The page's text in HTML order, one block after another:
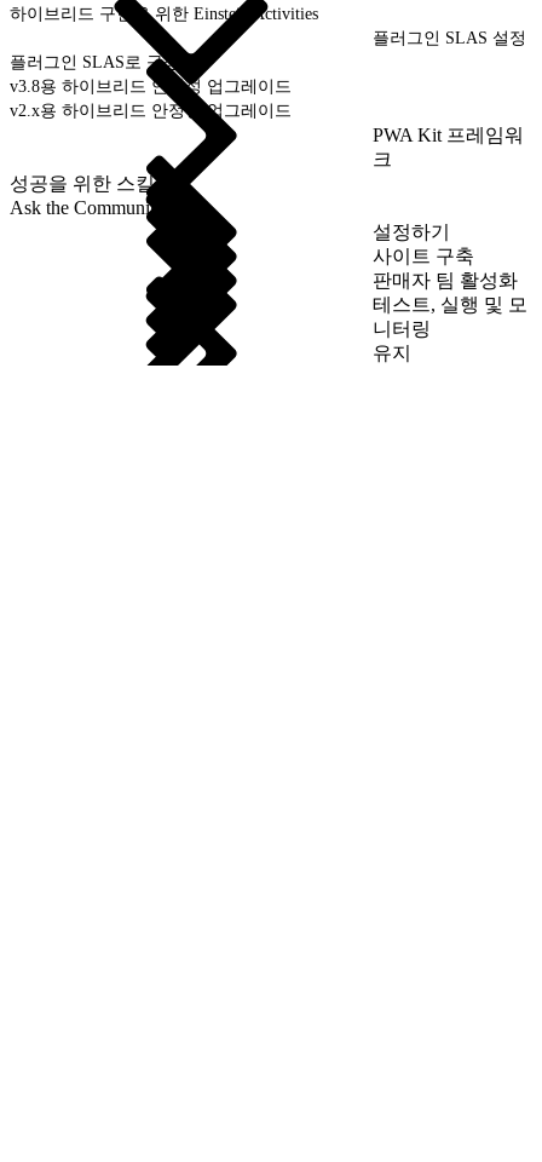
하이브리드 구현을 위한 Einstein Activities
플러그인 SLAS 설정
플러그인 SLAS로 구성
v3.8용 하이브리드 안정성 업그레이드
v2.x용 하이브리드 안정성 업그레이드
PWA Kit 프레임워
크
성공을 위한 스킬
Ask the Community
설정하기
사이트 구축
판매자 팀 활성화
테스트, 실행 및 모
니터링
유지